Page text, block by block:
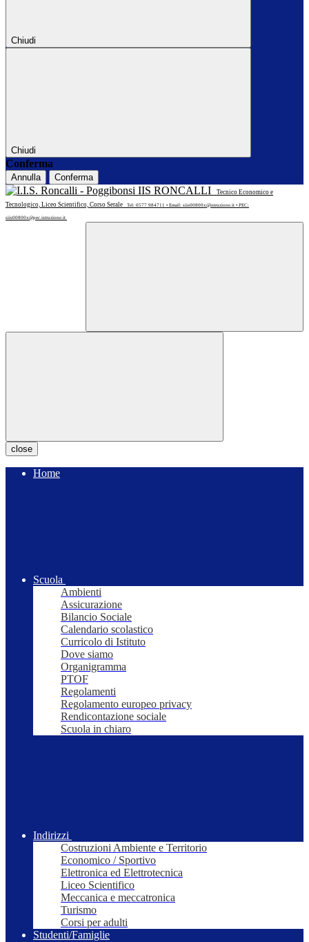
Chiudi
Chiudi
Conferma
Annulla Conferma
IIS RONCALLI
Tecnico Economico e
Tecnologico, Liceo Scientifico, Corso Serale
Tel: 0577 984711 • Email: siis00800x@istruzione.it • PEC:
siis00800x@pec.istruzione.it
close
Home
Scuola
Ambienti
Assicurazione
Bilancio Sociale
Calendario scolastico
Curricolo di Istituto
Dove siamo
Organigramma
PTOF
Regolamenti
Regolamento europeo privacy
Rendicontazione sociale
Scuola in chiaro
Indirizzi
Costruzioni Ambiente e Territorio
Economico / Sportivo
Elettronica ed Elettrotecnica
Liceo Scientifico
Meccanica e meccatronica
Turismo
Corsi per adulti
Studenti/Famiglie